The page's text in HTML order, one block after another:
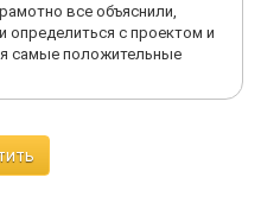
все объяснили,
определиться с проектом и
самые положительные